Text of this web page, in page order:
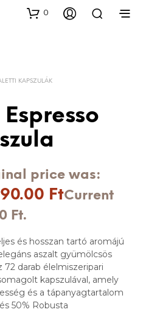
0
KAPSZULÁK
price was:
FtCurrent
Ft.
és hosszan tartó aromájú
aszalt gyümölcsös
darab élelmiszeripari
kapszulával, amely
és a tápanyagtartalom
50% Robusta